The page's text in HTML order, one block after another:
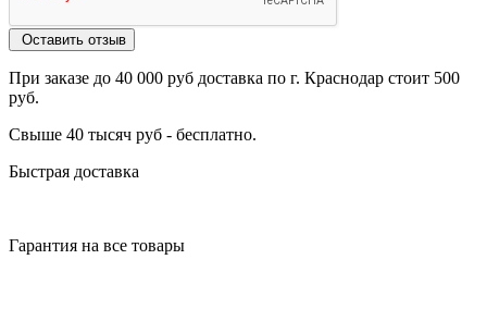
Оставить отзыв
При заказе до 40 000 руб доставка по г. Краснодар стоит 500
руб.
Свыше 40 тысяч руб - бесплатно.
Быстрая доставка
Гарантия на все товары